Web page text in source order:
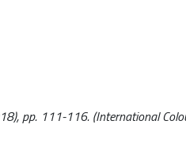
pp. 111-116. (International